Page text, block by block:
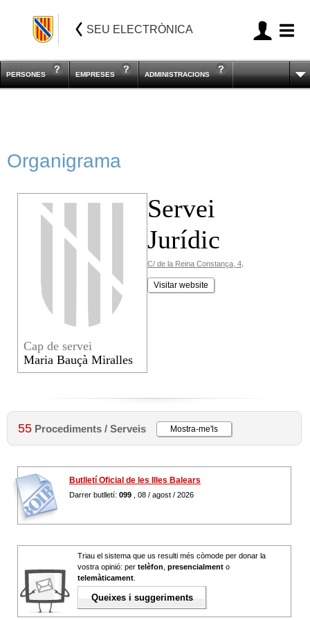
SEU ELECTRÒNICA
PERSONES EMPRESES ADMINISTRACIONS
Organigrama
Cap de servei
Maria Bauçà Miralles
Servei
Jurídic
C/ de la Reina Constança, 4
Visitar website
55 Procediments / Serveis Mostra-me'ls
Butlletí Oficial de les Illes Balears
Darrer butlletí: 099 , 08 / agost / 2026
Triau el sistema que us resulti més còmode per donar la
vostra opinió: per telèfon presencialment o
telemàticament
Queixes i suggeriments